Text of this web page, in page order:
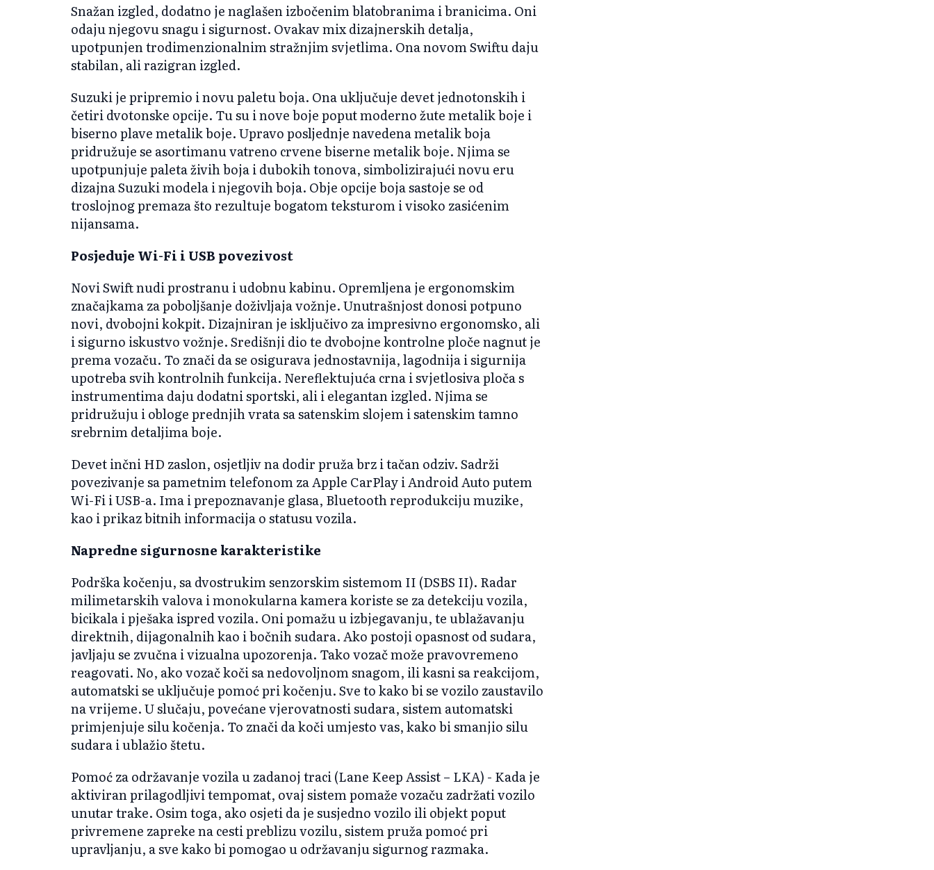
Snažan izgled, dodatno je naglašen izbočenim blatobranima i branicima. Oni
odaju njegovu snagu i sigurnost. Ovakav mix dizajnerskih detalja,
upotpunjen trodimenzionalnim stražnjim svjetlima. Ona novom Swiftu daju
stabilan, ali razigran izgled.
Suzuki je pripremio i novu paletu boja. Ona uključuje devet jednotonskih i
četiri dvotonske opcije. Tu su i nove boje poput moderno žute metalik boje i
biserno plave metalik boje. Upravo posljednje navedena metalik boja
pridružuje se asortimanu vatreno crvene biserne metalik boje. Njima se
upotpunjuje paleta živih boja i dubokih tonova, simbolizirajući novu eru
dizajna Suzuki modela i njegovih boja. Obje opcije boja sastoje se od
troslojnog premaza što rezultuje bogatom teksturom i visoko zasićenim
nijansama.
Posjeduje Wi-Fi i USB povezivost
Novi Swift nudi prostranu i udobnu kabinu. Opremljena je ergonomskim
značajkama za poboljšanje doživljaja vožnje. Unutrašnjost donosi potpuno
novi, dvobojni kokpit. Dizajniran je isključivo za impresivno ergonomsko, ali
i sigurno iskustvo vožnje. Središnji dio te dvobojne kontrolne ploče nagnut je
prema vozaču. To znači da se osigurava jednostavnija, lagodnija i sigurnija
upotreba svih kontrolnih funkcija. Nereflektujuća crna i svjetlosiva ploča s
instrumentima daju dodatni sportski, ali i elegantan izgled. Njima se
pridružuju i obloge prednjih vrata sa satenskim slojem i satenskim tamno
srebrnim detaljima boje.
Devet inčni HD zaslon, osjetljiv na dodir pruža brz i tačan odziv. Sadrži
povezivanje sa pametnim telefonom za Apple CarPlay i Android Auto putem
Wi-Fi i USB-a. Ima i prepoznavanje glasa, Bluetooth reprodukciju muzike,
kao i prikaz bitnih informacija o statusu vozila.
Napredne sigurnosne karakteristike
Podrška kočenju, sa dvostrukim senzorskim sistemom II (DSBS II). Radar
milimetarskih valova i monokularna kamera koriste se za detekciju vozila,
bicikala i pješaka ispred vozila. Oni pomažu u izbjegavanju, te ublažavanju
direktnih, dijagonalnih kao i bočnih sudara. Ako postoji opasnost od sudara,
javljaju se zvučna i vizualna upozorenja. Tako vozač može pravovremeno
reagovati. No, ako vozač koči sa nedovoljnom snagom, ili kasni sa reakcijom,
automatski se uključuje pomoć pri kočenju. Sve to kako bi se vozilo zaustavilo
na vrijeme. U slučaju, povećane vjerovatnosti sudara, sistem automatski
primjenjuje silu kočenja. To znači da koči umjesto vas, kako bi smanjio silu
sudara i ublažio štetu.
Pomoć za održavanje vozila u zadanoj traci (Lane Keep Assist – LKA) - Kada je
aktiviran prilagodljivi tempomat, ovaj sistem pomaže vozaču zadržati vozilo
unutar trake. Osim toga, ako osjeti da je susjedno vozilo ili objekt poput
privremene zapreke na cesti preblizu vozilu, sistem pruža pomoć pri
upravljanju, a sve kako bi pomogao u održavanju sigurnog razmaka.